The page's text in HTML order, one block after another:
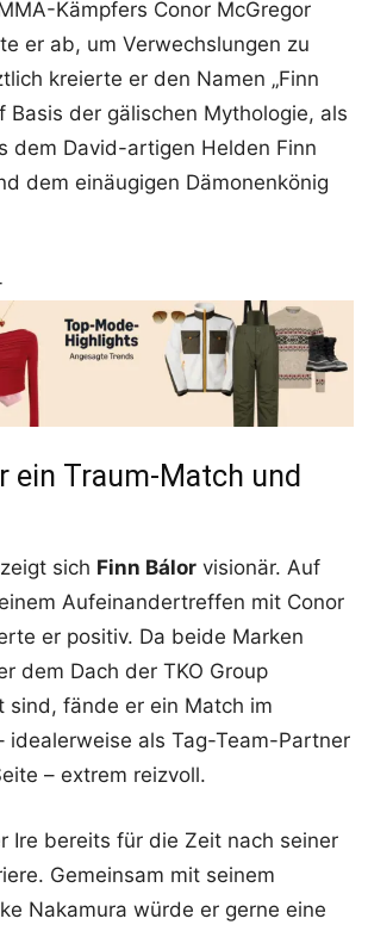
Kämpfers Conor McGregor
er ab, um Verwechslungen zu
kreierte er den Namen „Finn
Basis der gälischen Mythologie, als
dem David-artigen Helden Finn
dem einäugigen Dämonenkönig
ein Traum-Match und
sich Finn Bálor visionär. Auf
Aufeinandertreffen mit Conor
er positiv. Da beide Marken
dem Dach der TKO Group
sind, fände er ein Match im
idealerweise als Tag-Team-Partner
– extrem reizvoll.
Ire bereits für die Zeit nach seiner
Gemeinsam mit seinem
Nakamura würde er gerne eine